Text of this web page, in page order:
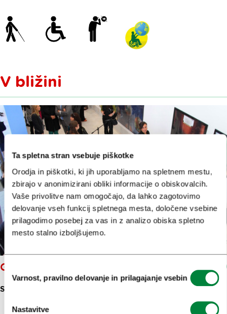
Ta spletna stran vsebuje piškotke
Orodja in piškotki, ki jih uporabljamo na spletnem mestu,
zbirajo v anonimizirani obliki informacije o obiskovalcih.
Vaše privolitve nam omogočajo, da lahko zagotovimo
delovanje vseh funkcij spletnega mesta, določene vsebine
prilagodimo posebej za vas in z analizo obiska spletno
mesto stalno izboljšujemo.
Izbira
soglasja
Varnost, pravilno delovanje in prilagajanje vsebin
Nastavitve
V bližini
GALERIJA KRESIJA
STRITARJEVA ULICA 6